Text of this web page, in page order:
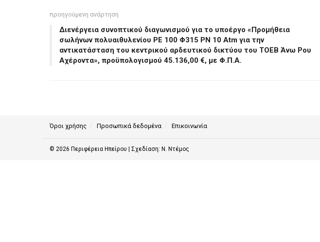
προηγούμενη ανάρτηση
Διενέργεια συνοπτικού διαγωνισμού για το υποέργο «Προμήθεια
σωλήνων πολυαιθυλενίου PE 100 Φ315 PN 10 Atm για την
αντικατάσταση του κεντρικού αρδευτικού δικτύου του ΤΟΕΒ Άνω Ρου
Αχέροντα», προϋπολογισμού 45.136,00 €, με Φ.Π.Α.
Όροι χρήσης Προσωπικά δεδομένα Επικοινωνία
© 2026 Περιφέρεια Ηπείρου | Σχεδίαση: Ν. Ντέμος